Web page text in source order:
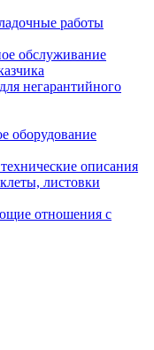
работы
обслуживание
негарантийного
оборудование
описания
листовки
отношения с